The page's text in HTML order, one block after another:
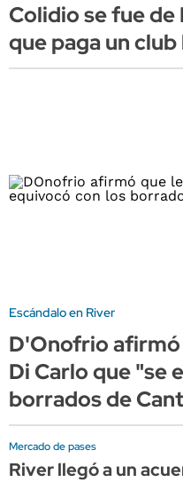
Colidio se fue
que paga un
Escándalo en River
D'Onofrio afirmó
Di Carlo que "se
borrados de
Mercado de pases
River llegó a un